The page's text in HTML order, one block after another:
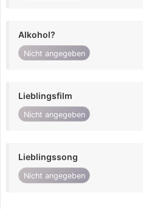
Alkohol?
Nicht angegeben
Lieblingsfilm
Nicht angegeben
Lieblingssong
Nicht angegeben